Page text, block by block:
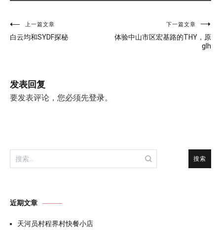
文
章
航
上一篇文章
白云均和SYDF探秘
下一篇文章
体验中山市区宏基路的THY，原
glh
发表回复
要发表评论，您必须先登录。
搜
索：
近期文章
天河员村程界村快餐小店